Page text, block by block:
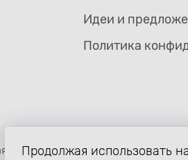
Идеи и
Политика
информация, структура и
Продолжая использовать